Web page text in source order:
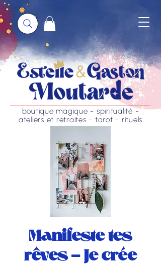
boutique magique - spiritualité -
ateliers et retraites - tarot - rituels
Manifeste tes
rêves - Je crée